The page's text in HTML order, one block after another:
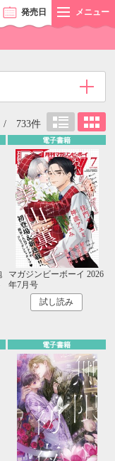
発売日 メニュー
/ 733件
電子書籍
マガジンビーボーイ 2026
年7月号
試し読み
電子書籍